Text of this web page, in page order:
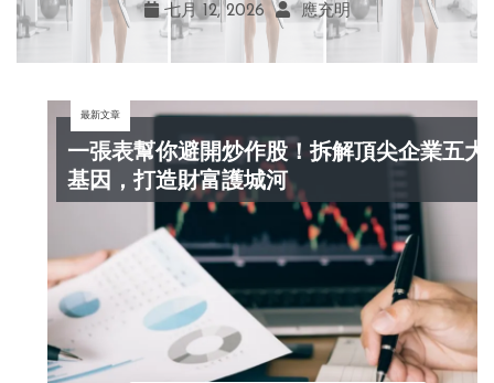
職場商業經濟
影片專區
關於我們
七月 19, 2026 菲利浦．科特勒
七月 17, 2026 亞瑟．布魯克斯
七月 22, 2026 不正田心
七月 12, 2026 應充明
一張表幫你避開炒作股！拆解頂尖企業五大
基因，打造財富護城河
最新文章